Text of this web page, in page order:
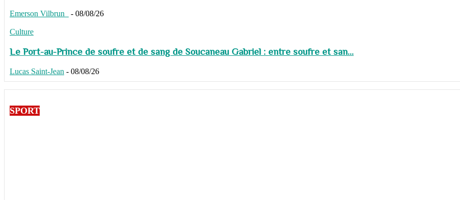
Emerson Vilbrun - 08/08/26
Culture
Le Port-au-Prince de soufre et de sang de Soucaneau Gabriel : entre soufre et san...
Lucas Saint-Jean - 08/08/26
SPORT